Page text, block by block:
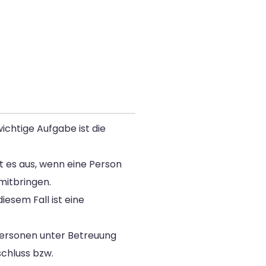
Aufgabe ist die
aus, wenn eine Person
Fall ist eine
unter Betreuung
bzw.